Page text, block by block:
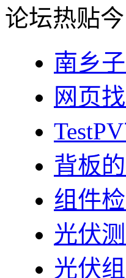
论坛热贴
南乡
网页
背板
组件
光伏
光伏